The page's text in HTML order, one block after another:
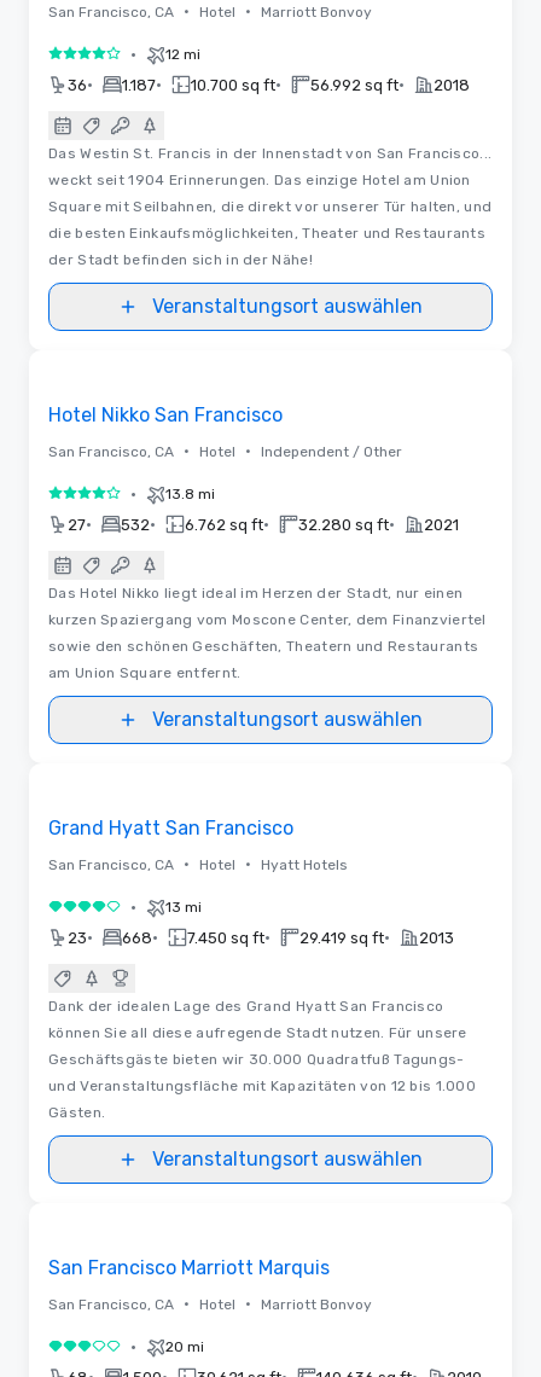
San Francisco, CA • Hotel • Marriott Bonvoy
4 von 5 • 12 mi
36• 1.187• 10.700 sq ft• 56.992 sq ft• 2018
Das Westin St. Francis in der Innenstadt von San Francisco...
weckt seit 1904 Erinnerungen. Das einzige Hotel am Union
Square mit Seilbahnen, die direkt vor unserer Tür halten, und
die besten Einkaufsmöglichkeiten, Theater und Restaurants
der Stadt befinden sich in der Nähe!
Veranstaltungsort auswählen
Hotel Nikko San Francisco
San Francisco, CA • Hotel • Independent / Other
4 von 5 • 13.8 mi
27• 532• 6.762 sq ft• 32.280 sq ft• 2021
Das Hotel Nikko liegt ideal im Herzen der Stadt, nur einen
kurzen Spaziergang vom Moscone Center, dem Finanzviertel
sowie den schönen Geschäften, Theatern und Restaurants
am Union Square entfernt.
Veranstaltungsort auswählen
Grand Hyatt San Francisco
San Francisco, CA • Hotel • Hyatt Hotels
4 von 5 • 13 mi
23• 668• 7.450 sq ft• 29.419 sq ft• 2013
Dank der idealen Lage des Grand Hyatt San Francisco
können Sie all diese aufregende Stadt nutzen. Für unsere
Geschäftsgäste bieten wir 30.000 Quadratfuß Tagungs-
und Veranstaltungsfläche mit Kapazitäten von 12 bis 1.000
Gästen.
Veranstaltungsort auswählen
San Francisco Marriott Marquis
San Francisco, CA • Hotel • Marriott Bonvoy
3 von 5 • 20 mi